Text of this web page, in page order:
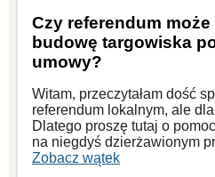
Czy referendum
budowę targowiska
umowy?
Witam, przeczytałam dość
referendum lokalnym, ale
Dlatego proszę tutaj o
na niegdyś dzierżawionym
Zobacz wątek